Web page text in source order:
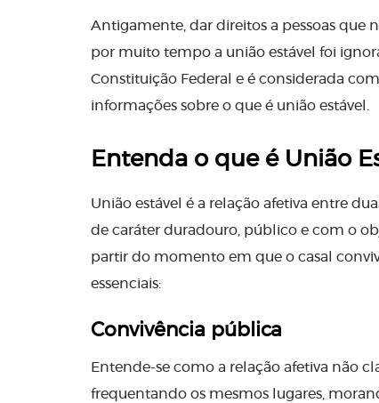
Antigamente, dar direitos a pessoas que
por muito tempo a união estável foi
Constituição Federal e é considerada
informações sobre o que é união estável.
Entenda o que é União
União estável é a relação afetiva entre
de caráter duradouro, público e com o
partir do momento em que o casal
essenciais:
Convivência pública
Entende-se como a relação afetiva não
frequentando os mesmos lugares,